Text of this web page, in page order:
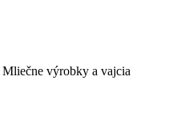
Mliečne výrobky a vajcia